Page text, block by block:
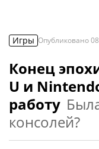
Игры Опубликовано
Конец
U и
работу
консолей?